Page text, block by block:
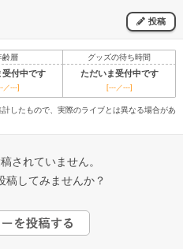
投稿
齢層 グッズの待ち時間
受付中です ただいま受付中です
／---] [---／---]
したもので、実際のライブとは異なる場合があ
されていません。
稿してみませんか？